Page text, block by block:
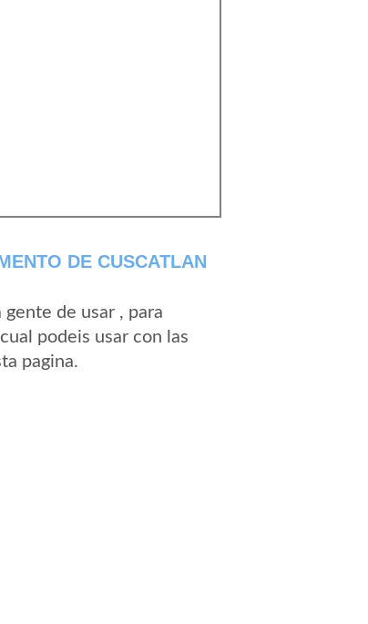
DE CUSCATLAN
de usar , para
podeis usar con las
pagina.